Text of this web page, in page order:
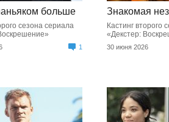
больше
сезона сериала
1
Знакомая
Кастинг второго
«Декстер:
30 июня 2026